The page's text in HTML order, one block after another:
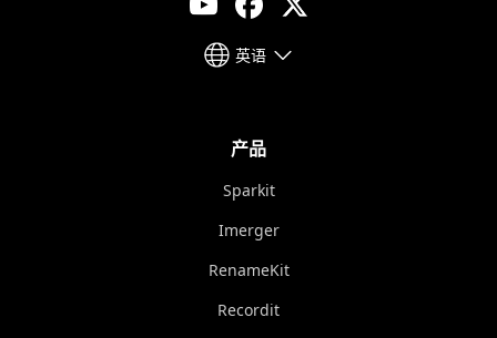
英语
产品
Sparkit
Imerger
RenameKit
Recordit